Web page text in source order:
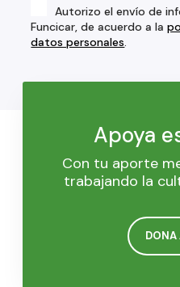
Autorizo el envío de
Funcicar, de acuerdo a la
datos personales.
Apoya
Con tu aporte
trabajando la
DONA